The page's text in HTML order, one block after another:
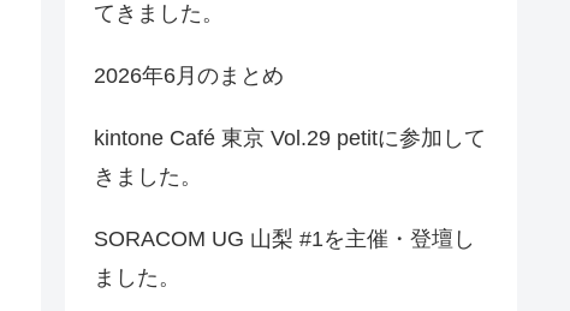
てきました。
2026年6月のまとめ
kintone Café 東京 Vol.29 petitに参加して
きました。
SORACOM UG 山梨 #1を主催・登壇し
ました。